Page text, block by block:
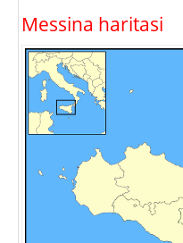
Messina haritasi